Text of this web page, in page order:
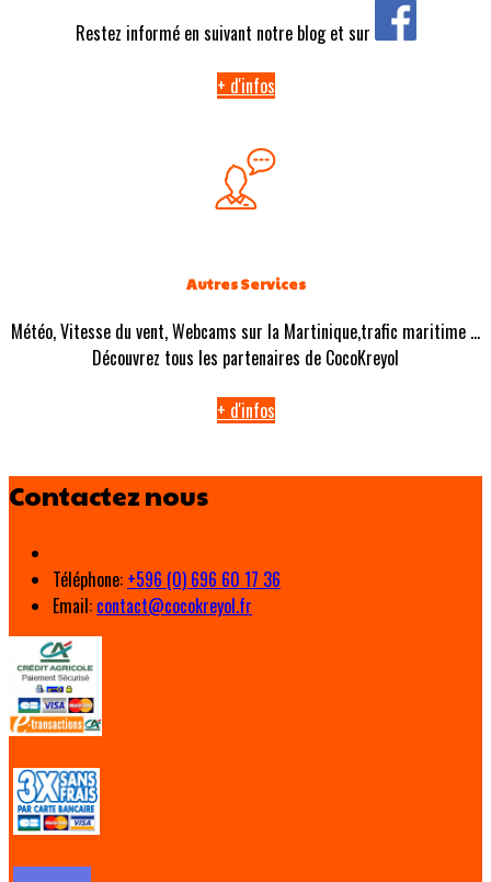
Restez informé en suivant notre blog et sur
+ d'infos
Autres Services
Météo, Vitesse du vent, Webcams sur la Martinique,trafic maritime ...
Découvrez tous les partenaires de CocoKreyol
+ d'infos
Contactez nous
Téléphone: +596 (0) 696 60 17 36
Email: contact@cocokreyol.fr